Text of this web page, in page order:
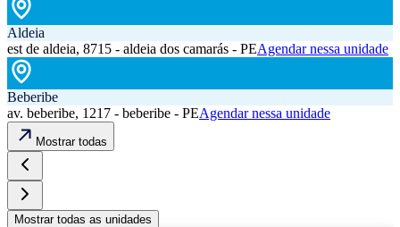
Aldeia
est de aldeia, 8715 - aldeia dos camarás - PEAgendar nessa unidade
Beberibe
av. beberibe, 1217 - beberibe - PEAgendar nessa unidade
Mostrar todas
Mostrar todas as unidades